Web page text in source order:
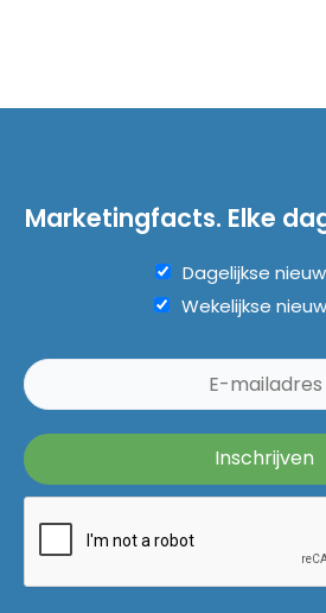
Marketingfacts. Elke
Dagelijkse
Wekelijkse